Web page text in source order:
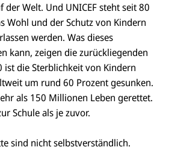
andere
Krankheiten
gekämpft
haben. Und
auch, was
unsere Rolle bei
der Corona-
Impfung ist.
der Welt. Und UNICEF steht seit 80
Wohl und der Schutz von Kindern
werden. Was dieses
kann, zeigen die zurückliegenden
ist die Sterblichkeit von Kindern
um rund 60 Prozent gesunken.
als 150 Millionen Leben gerettet.
Schule als je zuvor.
sind nicht selbstverständlich.